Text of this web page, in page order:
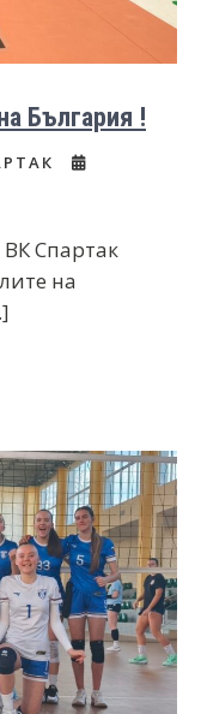
България !
Спартак
на